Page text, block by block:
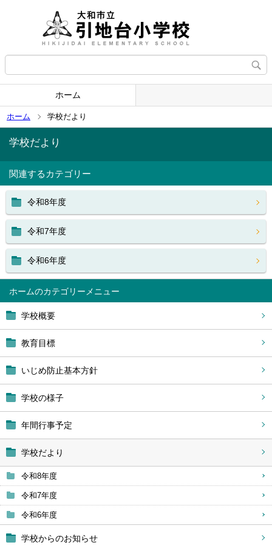
ホーム
ホーム 学校だより
ホーム
学校概要
教育目標
いじめ防止基本方針
学校の様子
年間行事予定
学校だより
令和8年度
令和7年度
令和6年度
学校からのお知らせ
学校だより
関連するカテゴリー
令和8年度
令和7年度
令和6年度